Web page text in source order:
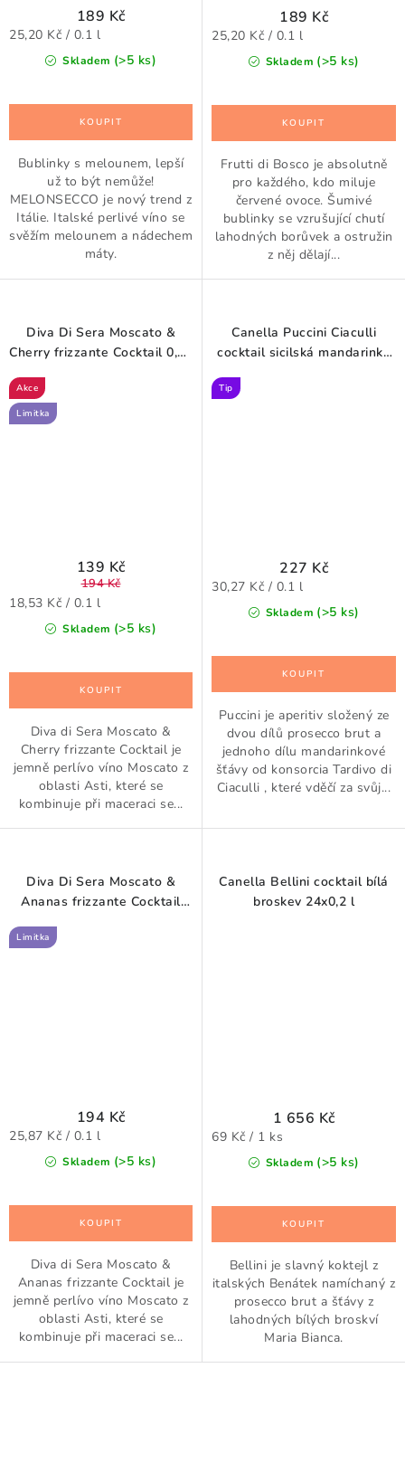
Skladem (>5 ks)
189 Kč
Měrná
25,20 Kč / 0.1 l
Bublinky s melounem, lepší
už to být nemůže!
MELONSECCO je nový trend z
Itálie. Italské perlivé víno se
svěžím melounem a nádechem
máty.
Skladem (>5 ks)
189 Kč
Měrná
25,20 Kč / 0.1 l
Frutti di Bosco je absolutně
pro každého, kdo miluje
červené ovoce. Šumivé
bublinky se vzrušující chutí
lahodných borůvek a ostružin
z něj dělají...
Diva Di Sera Moscato &
Cherry frizzante Cocktail 0,75
Akce
Limitka
Skladem (>5 ks)
139 Kč
194 Kč
Měrná
18,53 Kč / 0.1 l
Diva di Sera Moscato &
Cherry frizzante Cocktail je
jemně perlívo víno Moscato z
oblasti Asti, které se
kombinuje při maceraci se...
Canella Puccini Ciaculli
cocktail sicilská mandarinka
Tip
Skladem (>5 ks)
227 Kč
Měrná
30,27 Kč / 0.1 l
Puccini je aperitiv složený ze
dvou dílů prosecco brut a
jednoho dílu mandarinkové
šťávy od konsorcia Tardivo di
Ciaculli , které vděčí za svůj...
Diva Di Sera Moscato &
Ananas frizzante Cocktail
Limitka
Skladem (>5 ks)
194 Kč
Měrná
25,87 Kč / 0.1 l
Diva di Sera Moscato &
Ananas frizzante Cocktail je
jemně perlívo víno Moscato z
oblasti Asti, které se
kombinuje při maceraci se...
Canella Bellini cocktail bílá
broskev 24x0,2 l
Skladem (>5 ks)
1 656 Kč
Měrná
69 Kč / 1 ks
Bellini je slavný koktejl z
italských Benátek namíchaný z
prosecco brut a šťávy z
lahodných bílých broskví
Maria Bianca.